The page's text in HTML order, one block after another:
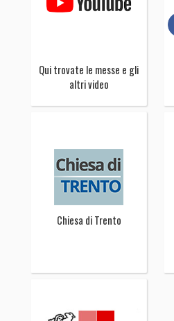
Qui trovate le messe e gli
altri video
Chiesa di Trento